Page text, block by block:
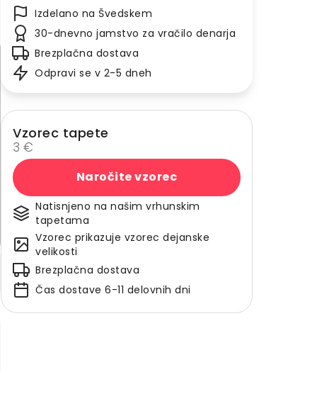
Izdelano na Švedskem
30-dnevno jamstvo za vračilo denarja
Brezplačna dostava
Odpravi se v 2-5 dneh
Vzorec tapete
3 €
Naročite vzorec
Natisnjeno na našim vrhunskim
tapetama
Vzorec prikazuje vzorec dejanske
velikosti
Brezplačna dostava
Čas dostave 6-11 delovnih dni